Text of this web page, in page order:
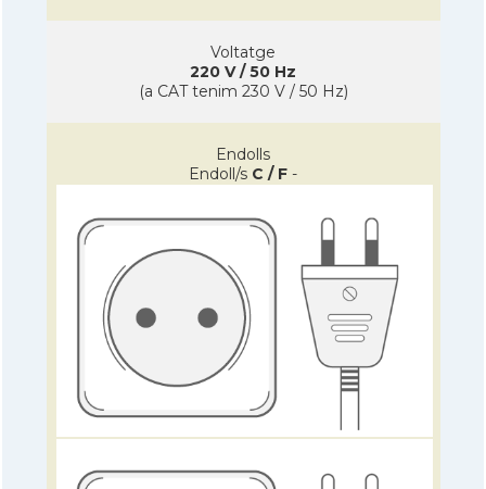
Voltatge
220 V / 50 Hz
(a CAT tenim 230 V / 50 Hz)
Endolls
Endoll/s C / F -